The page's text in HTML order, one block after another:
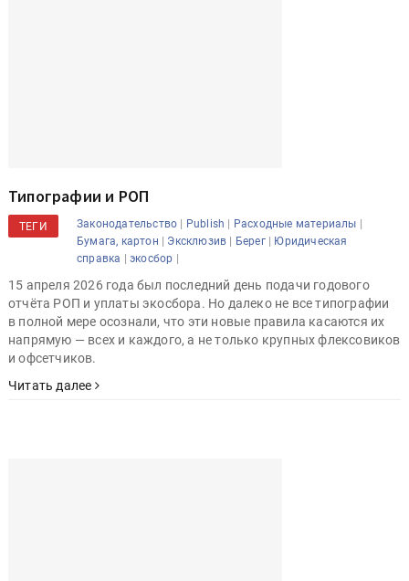
Типографии и РОП
ТЕГИ Законодательство | Publish | Расходные материалы |
Бумага, картон | Эксклюзив | Берег| Юридическая
справка |экосбор |
15 апреля 2026 года был последний день подачи годового
отчёта РОП и уплаты экосбора. Но далеко не все типографии
в полной мере осознали, что эти новые правила касаются их
напрямую — всех и каждого, а не только крупных флексовиков
и офсетчиков.
Читать далее